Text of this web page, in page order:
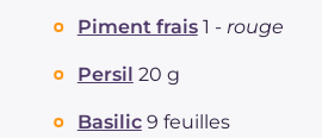
Sodium
Piment frais 1 - rouge
Persil 20 g
Basilic 9 feuilles